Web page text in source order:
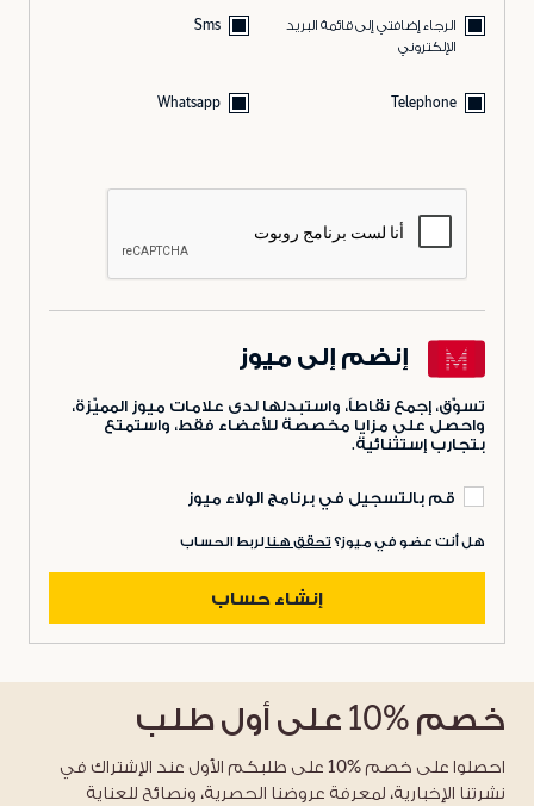
الرجاء إضافتي إلى قائمة البريد
الإلكتروني
Sms
Telephone
Whatsapp
إنضم إلى ميوز
تسوّق، إجمع نقاطاً، واستبدلها لدى علامات ميوز المميّزة،
واحصل على مزايا مخصصة للأعضاء فقط، واستمتع
بتجارب إستثنائية.
قم بالتسجيل في برنامج الولاء ميوز
هل أنت عضو في ميوز؟ تحقق هنا لربط الحساب
إنشاء حساب
خصم %10 على أول طلب
احصلوا على خصم %10 على طلبكم الأول عند الإشتراك في
نشرتنا الإخبارية، لمعرفة عروضنا الحصرية، ونصائح للعناية